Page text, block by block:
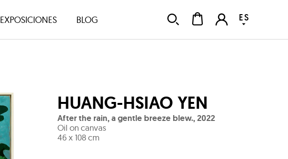
EXPOSICIONES BLOG ES
HUANG-HSIAO YEN
After the rain, a gentle breeze blew.,2022
Oil on canvas
46 x 108 cm